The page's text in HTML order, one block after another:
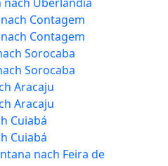
Contagem
Contagem
Sorocaba
Sorocaba
Aracaju
Aracaju
Cuiabá
Cuiabá
nach Feira de